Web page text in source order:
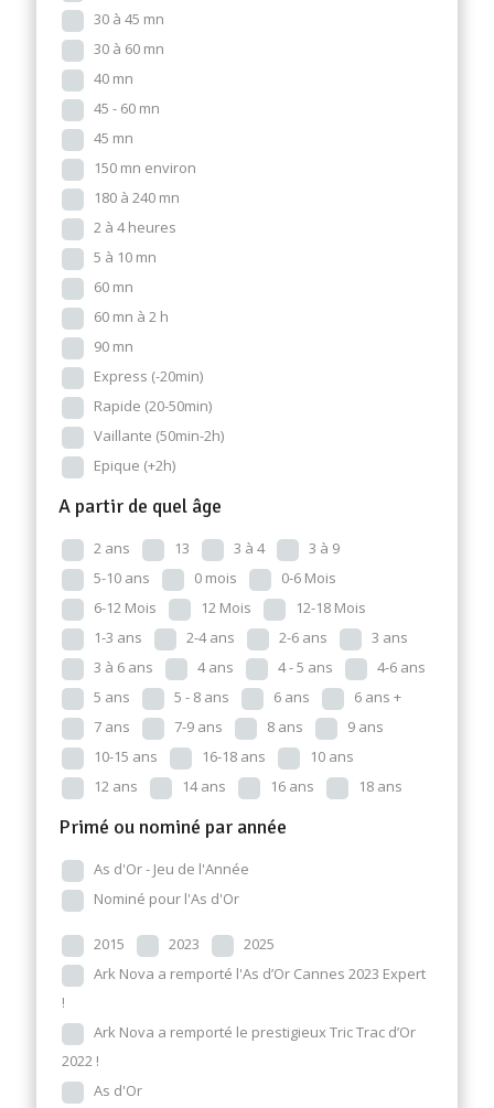
30 à 45 mn
30 à 60 mn
40 mn
45 - 60 mn
45 mn
150 mn environ
180 à 240 mn
2 à 4 heures
5 à 10 mn
60 mn
60 mn à 2 h
90 mn
Express (-20min)
Rapide (20-50min)
Vaillante (50min-2h)
Epique (+2h)
A partir de quel âge
2 ans 13 3 à 4
3 à 9
5-10 ans
0 mois
0-6 Mois
6-12 Mois
12 Mois
12-18 Mois
1-3 ans
2-4 ans 2-6 ans
3 ans
3 à 6 ans
4 ans 4 - 5 ans
4-6 ans
5 ans
5 - 8 ans 6 ans
6 ans +
7 ans
7-9 ans 8 ans
9 ans
10-15 ans
16-18 ans
10 ans
12 ans
14 ans 16 ans 18 ans
Primé ou nominé par année
As d'Or - Jeu de l'Année
Nominé pour l'As d'Or
2015 2023
2025
Ark Nova a remporté l'As d’Or Cannes 2023 Expert
!
Ark Nova a remporté le prestigieux Tric Trac d’Or
2022 !
As d'Or